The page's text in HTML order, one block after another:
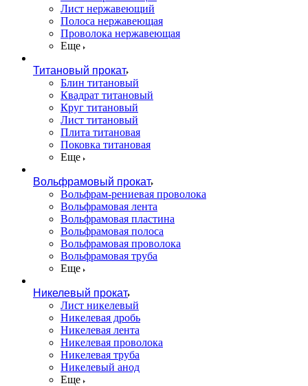
Лист нержавеющий
Полоса нержавеющая
Проволока нержавеющая
Еще
Титановый прокат
Блин титановый
Квадрат титановый
Круг титановый
Лист титановый
Плита титановая
Поковка титановая
Еще
Вольфрамовый прокат
Вольфрам-рениевая проволока
Вольфрамовая лента
Вольфрамовая пластина
Вольфрамовая полоса
Вольфрамовая проволока
Вольфрамовая труба
Еще
Никелевый прокат
Лист никелевый
Никелевая дробь
Никелевая лента
Никелевая проволока
Никелевая труба
Никелевый анод
Еще